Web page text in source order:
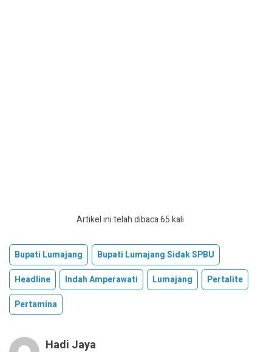
Artikel ini telah dibaca 65 kali
Bupati Lumajang
Bupati Lumajang Sidak SPBU
Headline
Indah Amperawati Lumajang
Pertalite
Pertamina
Hadi Jaya